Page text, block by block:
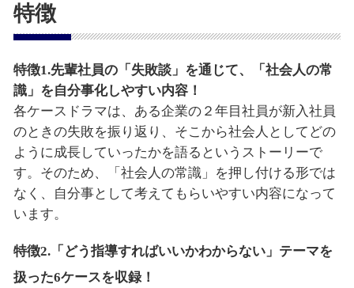
特徴
特徴1.先輩社員の「失敗談」を通じて、「社会人の常
識」を自分事化しやすい内容！
各ケースドラマは、ある企業の２年目社員が新入社員
のときの失敗を振り返り、そこから社会人としてどの
ように成長していったかを語るというストーリーで
す。そのため、「社会人の常識」を押し付ける形では
なく、自分事として考えてもらいやすい内容になって
います。
特徴2.「どう指導すればいいかわからない」テーマを
扱った6ケースを収録！